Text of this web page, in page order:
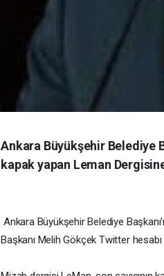
Ankara Büyükşehir Belediye
kapak yapan Leman
Ankara Büyükşehir Belediye
Başkanı Melih Gökçek Twitter